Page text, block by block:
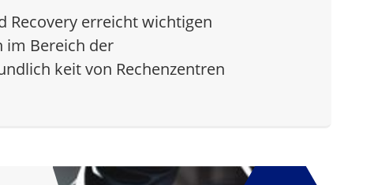
Recovery erreicht wichtigen
im Bereich der
keit von Rechenzentren